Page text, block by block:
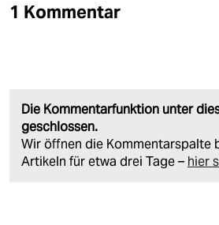
1 Kommentar
Die Kommentarfunktion unter
geschlossen.
Wir öffnen die Kommentarspalte
Artikeln für etwa drei Tage – hier